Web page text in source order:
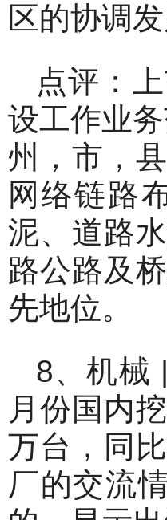
区的协调发
点评：
设工作业
州，市，
网络链路
泥、道路
路公路及
先地位。
8、机械
月份国内
万台，同
厂的交流